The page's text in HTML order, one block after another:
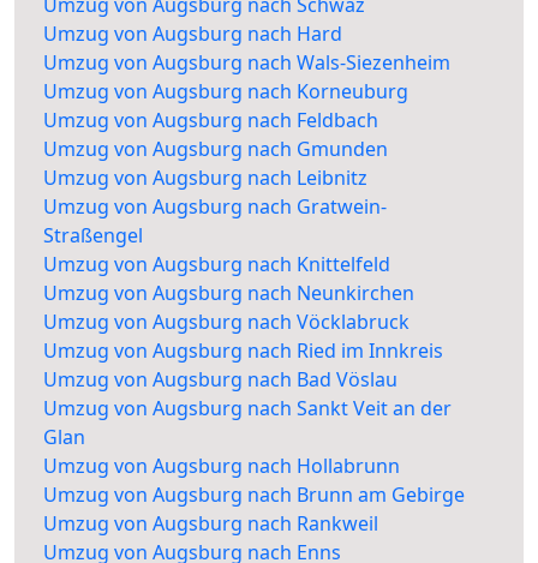
Umzug von Augsburg nach Hard
Umzug von Augsburg nach Wals-Siezenheim
Umzug von Augsburg nach Korneuburg
Umzug von Augsburg nach Feldbach
Umzug von Augsburg nach Gmunden
Umzug von Augsburg nach Leibnitz
Umzug von Augsburg nach Gratwein-
Straßengel
Umzug von Augsburg nach Knittelfeld
Umzug von Augsburg nach Neunkirchen
Umzug von Augsburg nach Vöcklabruck
Umzug von Augsburg nach Ried im Innkreis
Umzug von Augsburg nach Bad Vöslau
Umzug von Augsburg nach Sankt Veit an der
Glan
Umzug von Augsburg nach Hollabrunn
Umzug von Augsburg nach Brunn am Gebirge
Umzug von Augsburg nach Rankweil
Umzug von Augsburg nach Enns